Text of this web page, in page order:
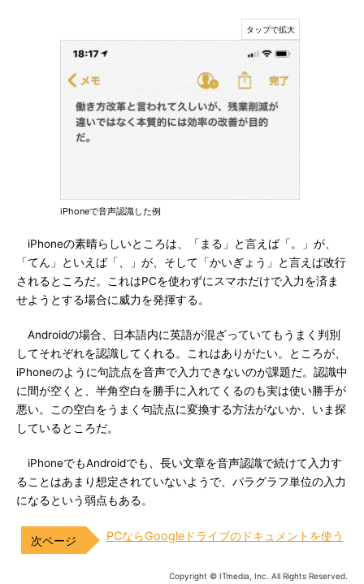
iPhoneで音声認識した例
iPhoneの素晴らしいところは、「まる」と言えば「。」が、
「てん」といえば「、」が、そして「かいぎょう」と言えば改行
されるところだ。これはPCを使わずにスマホだけで入力を済ま
せようとする場合に威力を発揮する。
Androidの場合、日本語内に英語が混ざっていてもうまく判別
してそれぞれを認識してくれる。これはありがたい。ところが、
iPhoneのように句読点を音声で入力できないのが課題だ。認識中
に間が空くと、半角空白を勝手に入れてくるのも実は使い勝手が
悪い。この空白をうまく句読点に変換する方法がないか、いま探
しているところだ。
iPhoneでもAndroidでも、長い文章を音声認識で続けて入力す
ることはあまり想定されていないようで、パラグラフ単位の入力
になるという弱点もある。
PCならGoogleドライブのドキュメントを使う
Copyright © ITmedia, Inc. All Rights Reserved.